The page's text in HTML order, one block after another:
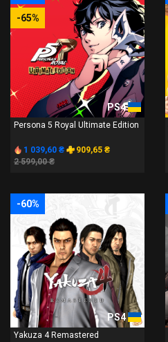
-65%
PS4
Persona 5 Royal Ultimate Edition
1 039,60 ₴
909,65 ₴
2 599,00 ₴
-60%
PS4
Yakuza 4 Remastered